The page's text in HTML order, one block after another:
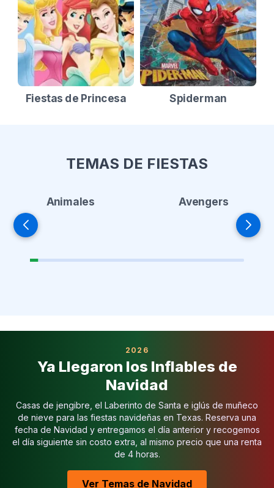
Fiestas de Princesa Spiderman
TEMAS DE FIESTAS
Animales Avengers
2026
Ya Llegaron los Inflables de
Navidad
Casas de jengibre, el Laberinto de Santa e iglús de muñeco
de nieve para las fiestas navideñas en Texas. Reserva una
fecha de Navidad y entregamos el día anterior y recogemos
el día siguiente sin costo extra, al mismo precio que una renta
de 4 horas.
Ver Temas de Navidad